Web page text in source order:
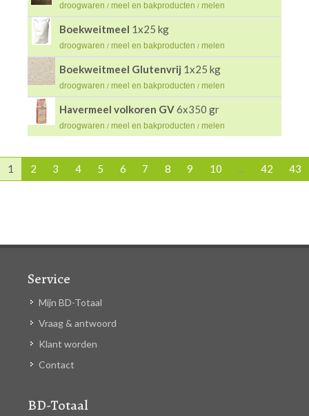
droogwaren / meel en bakproducten / melen
Boekweitmeel 1x25 kg
droogwaren / meel en bakproducten / melen
Boekweitmeel Glutenvrij 1x25 kg
droogwaren / meel en bakproducten / melen
Havermeel volkoren GV6x350 gr
droogwaren / meel en bakproducten / melen
1 2 3 4 5 6 7 8 9 10 ... 42 43
Service
Mijn BD-Totaal
Vraag & antwoord
Klant worden
Contact
BD-Totaal